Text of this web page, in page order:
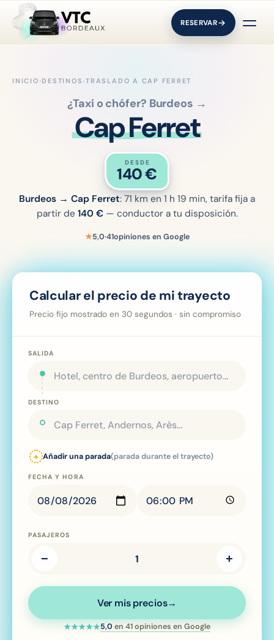
RESERVAR
INICIO ›DESTINOS ›TRASLADO A CAP FERRET
¿Taxi o chófer? Burdeos →
Cap Ferret
DESDE
140€
Burdeos → Cap Ferret: 71 km en 1 h 19 min, tarifa fija a
partir de 140€— conductor a tu disposición.
★5,0·41opiniones en Google
Calcular el precio de mi trayecto
Precio fijo mostrado en 30 segundos · sin compromiso
SALIDA
DESTINO
+ Añadir una parada(parada durante el trayecto)
FECHA Y HORA
PASAJEROS
− 1 +
Ver mis precios→
★★★★★Valoración de 5 estrellas sobre 5 —
5,0 en 41opiniones en Google